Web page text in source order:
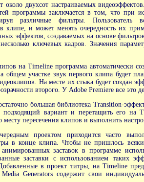
около двухсот настраиваемых
программы заключается в том, что при
различные фильтры.
в клипе, и может менять очередность их
эффектов, создаваемых на основе
ключевых кадров. Значения
на Timeline программа автоматически
общем участке звук первого клипа будет
На месте их стыка будет создан
второго. У Adobe Premiere все это
большая библиотека Transition-
подходящий вариант и перетащить его на
пересечения клипов и выполнить
проектом приходится часто
в конце клипа. Чтобы не пришлось
заставок в программе
заставки с использованием таких
в проект титры, на Timeline
Media Generators содержит свои